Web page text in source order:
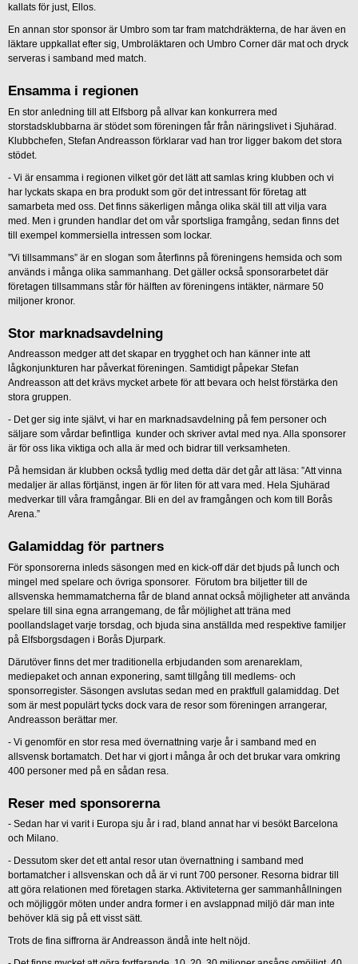
kallats för just, Ellos.
En annan stor sponsor är Umbro som tar fram matchdräkterna, de har även en
läktare uppkallat efter sig, Umbroläktaren och Umbro Corner där mat och dryck
serveras i samband med match.
Ensamma i regionen
En stor anledning till att Elfsborg på allvar kan konkurrera med
storstadsklubbarna är stödet som föreningen får från näringslivet i Sjuhärad.
Klubbchefen, Stefan Andreasson förklarar vad han tror ligger bakom det stora
stödet.
- Vi är ensamma i regionen vilket gör det lätt att samlas kring klubben och vi
har lyckats skapa en bra produkt som gör det intressant för företag att
samarbeta med oss. Det finns säkerligen många olika skäl till att vilja vara
med. Men i grunden handlar det om vår sportsliga framgång, sedan finns det
till exempel kommersiella intressen som lockar.
”Vi tillsammans” är en slogan som återfinns på föreningens hemsida och som
används i många olika sammanhang. Det gäller också sponsorarbetet där
företagen tillsammans står för hälften av föreningens intäkter, närmare 50
miljoner kronor.
Stor marknadsavdelning
Andreasson medger att det skapar en trygghet och han känner inte att
lågkonjunkturen har påverkat föreningen. Samtidigt påpekar Stefan
Andreasson att det krävs mycket arbete för att bevara och helst förstärka den
stora gruppen.
- Det ger sig inte självt, vi har en marknadsavdelning på fem personer och
säljare som vårdar befintliga kunder och skriver avtal med nya. Alla sponsorer
är för oss lika viktiga och alla är med och bidrar till verksamheten.
På hemsidan är klubben också tydlig med detta där det går att läsa: ”Att vinna
medaljer är allas förtjänst, ingen är för liten för att vara med. Hela Sjuhärad
medverkar till våra framgångar. Bli en del av framgången och kom till Borås
Arena.”
Galamiddag för partners
För sponsorerna inleds säsongen med en kick-off där det bjuds på lunch och
mingel med spelare och övriga sponsorer. Förutom bra biljetter till de
allsvenska hemmamatcherna får de bland annat också möjligheter att använda
spelare till sina egna arrangemang, de får möjlighet att träna med
poollandslaget varje torsdag, och bjuda sina anställda med respektive familjer
på Elfsborgsdagen i Borås Djurpark.
Därutöver finns det mer traditionella erbjudanden som arenareklam,
mediepaket och annan exponering, samt tillgång till medlems- och
sponsorregister. Säsongen avslutas sedan med en praktfull galamiddag. Det
som är mest populärt tycks dock vara de resor som föreningen arrangerar,
Andreasson berättar mer.
- Vi genomför en stor resa med övernattning varje år i samband med en
allsvensk bortamatch. Det har vi gjort i många år och det brukar vara omkring
400 personer med på en sådan resa.
Reser med sponsorerna
- Sedan har vi varit i Europa sju år i rad, bland annat har vi besökt Barcelona
och Milano.
- Dessutom sker det ett antal resor utan övernattning i samband med
bortamatcher i allsvenskan och då är vi runt 700 personer. Resorna bidrar till
att göra relationen med företagen starka. Aktiviteterna ger sammanhållningen
och möjliggör möten under andra former i en avslappnad miljö där man inte
behöver klä sig på ett visst sätt.
Trots de fina siffrorna är Andreasson ändå inte helt nöjd.